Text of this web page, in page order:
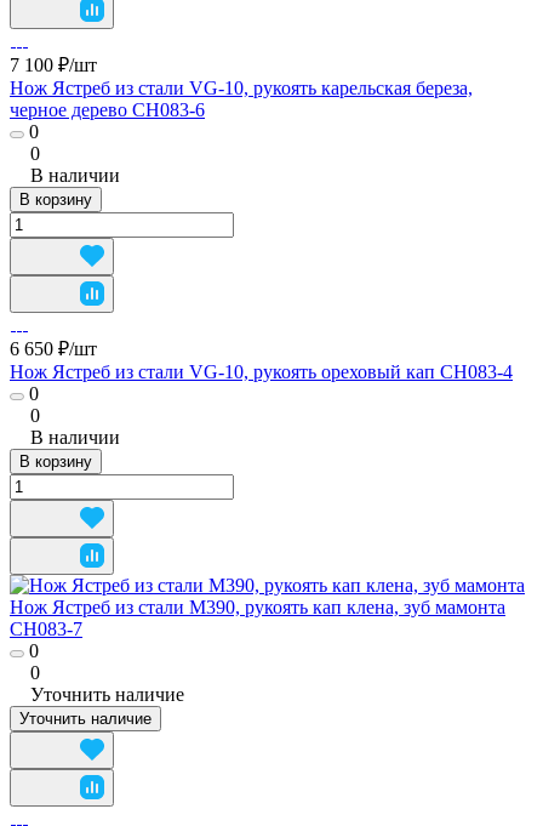
7 100 ₽/шт
Нож Ястреб из стали VG-10, рукоять карельская береза,
черное дерево CH083-6
0
0
В наличии
В корзину
6 650 ₽/шт
Нож Ястреб из стали VG-10, рукоять ореховый кап CH083-4
0
0
В наличии
В корзину
Нож Ястреб из стали M390, рукоять кап клена, зуб мамонта
CH083-7
0
0
Уточнить наличие
Уточнить наличие